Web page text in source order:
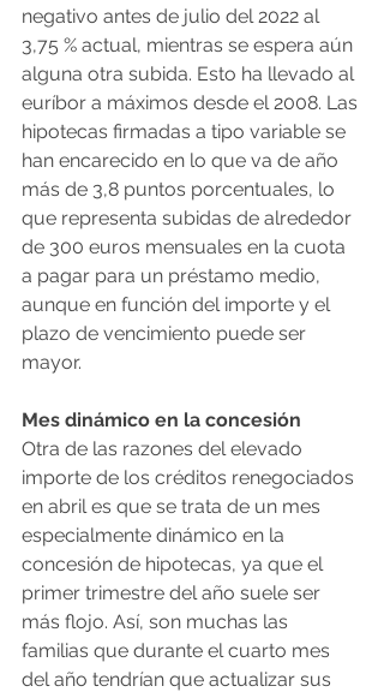
negativo antes de julio del 2022 al
3,75 % actual, mientras se espera aún
alguna otra subida. Esto ha llevado al
euríbor a máximos desde el 2008. Las
hipotecas firmadas a tipo variable se
han encarecido en lo que va de año
más de 3,8 puntos porcentuales, lo
que representa subidas de alrededor
de 300 euros mensuales en la cuota
a pagar para un préstamo medio,
aunque en función del importe y el
plazo de vencimiento puede ser
mayor.
Mes dinámico en la concesión
Otra de las razones del elevado
importe de los créditos renegociados
en abril es que se trata de un mes
especialmente dinámico en la
concesión de hipotecas, ya que el
primer trimestre del año suele ser
más flojo. Así, son muchas las
familias que durante el cuarto mes
del año tendrían que actualizar sus